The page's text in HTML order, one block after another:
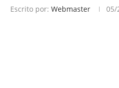
Escrito por: Webmaster 05/